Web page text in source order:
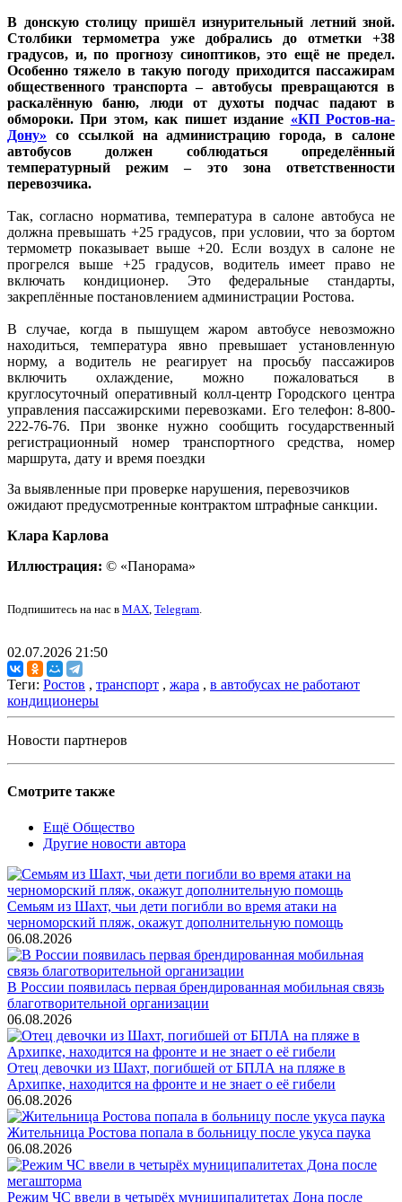
В донскую столицу пришёл изнурительный летний зной.
Столбики термометра уже добрались до отметки +38
градусов, и, по прогнозу синоптиков, это ещё не предел.
Особенно тяжело в такую погоду приходится пассажирам
общественного транспорта – автобусы превращаются в
раскалённую баню, люди от духоты подчас падают в
обмороки. При этом, как пишет издание «КП Ростов-на-
Дону» со ссылкой на администрацию города, в салоне
автобусов должен соблюдаться определённый
температурный режим – это зона ответственности
перевозчика.
Так, согласно норматива, температура в салоне автобуса не
должна превышать +25 градусов, при условии, что за бортом
термометр показывает выше +20. Если воздух в салоне не
прогрелся выше +25 градусов, водитель имеет право не
включать кондиционер. Это федеральные стандарты,
закреплённые постановлением администрации Ростова.
В случае, когда в пышущем жаром автобусе невозможно
находиться, температура явно превышает установленную
норму, а водитель не реагирует на просьбу пассажиров
включить охлаждение, можно пожаловаться в
круглосуточный оперативный колл-центр Городского центра
управления пассажирскими перевозками. Его телефон: 8-800-
222-76-76. При звонке нужно сообщить государственный
регистрационный номер транспортного средства, номер
маршрута, дату и время поездки
За выявленные при проверке нарушения, перевозчиков
ожидают предусмотренные контрактом штрафные санкции.
Клара Карлова
Иллюстрация: © «Панорама»
Подпишитесь на нас в MAX, Telegram.
02.07.2026 21:50
Теги: Ростов , транспорт , жара , в автобусах не работают
кондиционеры
Новости партнеров
Смотрите также
Ещё Общество
Другие новости автора
Семьям из Шахт, чьи дети погибли во время атаки на
черноморский пляж, окажут дополнительную помощь
06.08.2026
В России появилась первая брендированная мобильная связь
благотворительной организации
06.08.2026
Отец девочки из Шахт, погибшей от БПЛА на пляже в
Архипке, находится на фронте и не знает о её гибели
06.08.2026
Жительница Ростова попала в больницу после укуса паука
06.08.2026
Режим ЧС ввели в четырёх муниципалитетах Дона после